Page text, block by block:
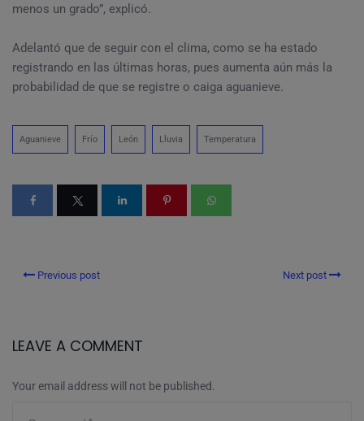
menos un grado”, explicó.
Adelantó que de seguir con el clima, como se ha estado
registrando en las últimas horas, pues aumenta aún más la
probabilidad de que se registre o caiga aguanieve.
Aguanieve Frío León Lluvia Temperatura
Previous post Next post
LEAVE A COMMENT
Your email address will not be published.